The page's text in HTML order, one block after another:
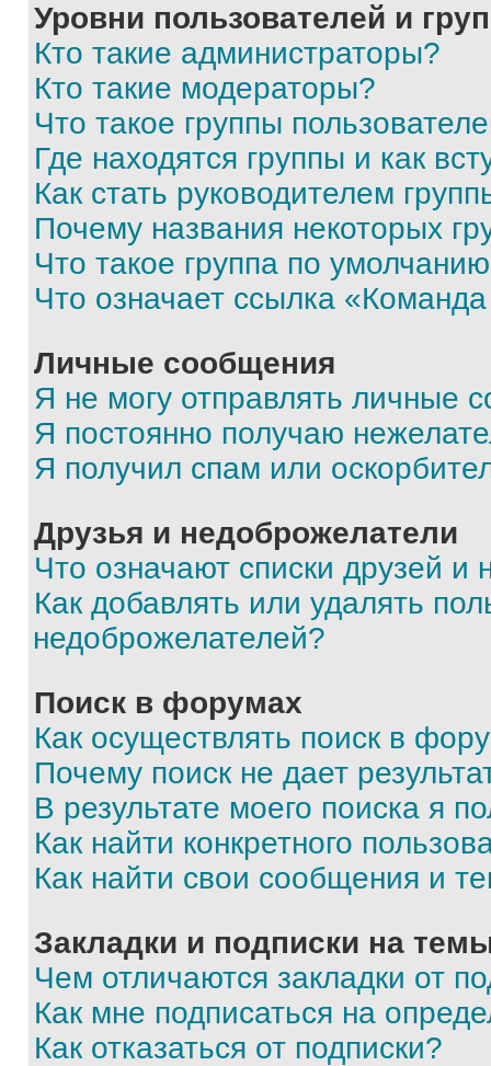
Уровни пользователей и
Кто такие администраторы?
Кто такие модераторы?
Что такое группы
Где находятся группы и как
Как стать руководителем
Почему названия некоторых
Что такое группа по
Что означает ссылка
Личные сообщения
Я не могу отправлять личные
Я постоянно получаю
Я получил спам или
Друзья и недоброжелатели
Что означают списки друзей и
Как добавлять или удалять
недоброжелателей?
Поиск в форумах
Как осуществлять поиск в
Почему поиск не дает
В результате моего поиска я
Как найти конкретного
Как найти свои сообщения и
Закладки и подписки на
Чем отличаются закладки от
Как мне подписаться на
Как отказаться от подписки?